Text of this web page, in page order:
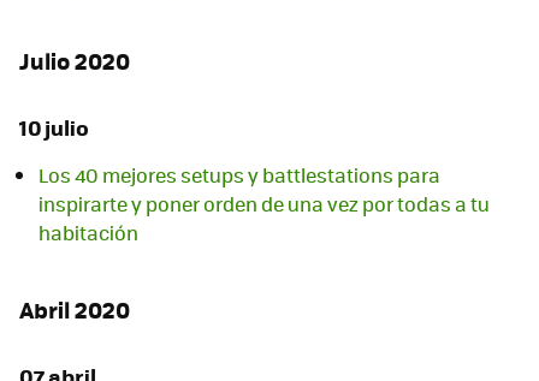
Julio 2020
10 julio
Los 40 mejores setups y battlestations para
inspirarte y poner orden de una vez por todas a tu
habitación
Abril 2020